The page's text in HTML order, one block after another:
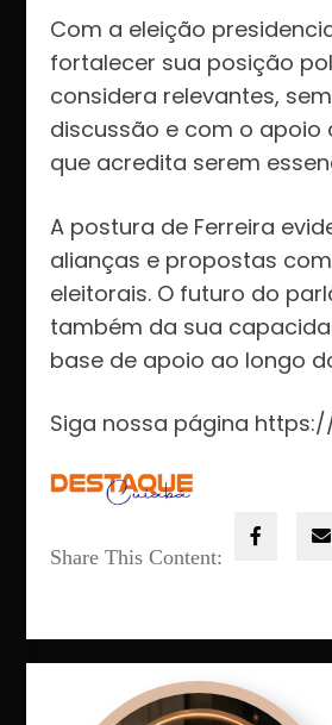
Com a eleição
fortalecer sua posição
considera relevantes,
discussão e com o apoio
que acredita serem
A postura de Ferreira
alianças e propostas
eleitorais. O futuro do
também da sua
base de apoio ao longo
Siga nossa página
Share This Content: